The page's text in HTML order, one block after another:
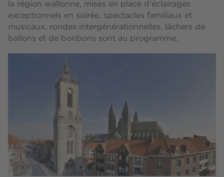
la région wallonne, mises en place d'éclairages
exceptionnels en soirée, spectacles familiaux et
musicaux, rondes intergénérationnelles, lâchers de
ballons et de bonbons sont au programme.